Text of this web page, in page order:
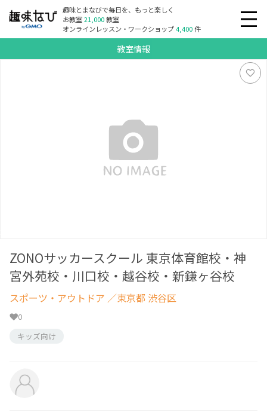
趣味とまなびで毎日を、もっと楽しく
お教室21,000教室
オンラインレッスン・ワークショップ4,400件
教室情報
ZONOサッカースクール 東京体育館校・神
宮外苑校・川口校・越谷校・新鎌ヶ谷校
スポーツ・アウトドア ／東京都 渋谷区
0
キッズ向け